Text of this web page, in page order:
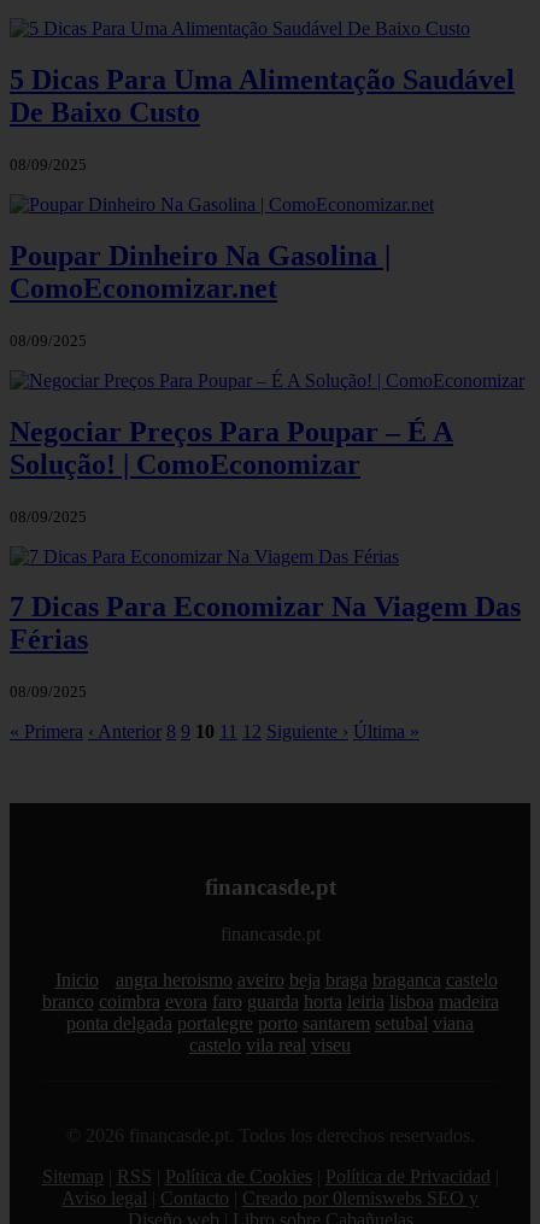
5 Dicas Para Uma Alimentação Saudável
De Baixo Custo
08/09/2025
Poupar Dinheiro Na Gasolina |
ComoEconomizar.net
08/09/2025
Negociar Preços Para Poupar – É A
Solução! | ComoEconomizar
08/09/2025
7 Dicas Para Economizar Na Viagem Das
Férias
08/09/2025
« Primera ‹ Anterior 8 9 10 11 12 Siguiente › Última »
financasde.pt
financasde.pt
Inicio angra heroismo aveiro beja braga braganca castelo
branco coimbra evora faro guarda horta leiria lisboa madeira
ponta delgada portalegre porto santarem setubal viana
castelo vila real viseu
© 2026 financasde.pt. Todos los derechos reservados.
Sitemap
RSS Política de Cookies Política de Privacidad
Aviso legal
Contacto
Creado por 0lemiswebs SEO y
Diseño web
Libro sobre Cabañuelas